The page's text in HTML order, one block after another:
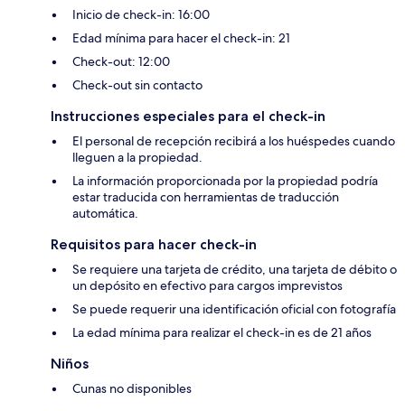
Inicio de check-in: 16:00
Edad mínima para hacer el check-in: 21
Check-out: 12:00
Check-out sin contacto
Instrucciones especiales para el check-in
El personal de recepción recibirá a los huéspedes cuando
lleguen a la propiedad.
La información proporcionada por la propiedad podría
estar traducida con herramientas de traducción
automática.
Requisitos para hacer check-in
Se requiere una tarjeta de crédito, una tarjeta de débito o
un depósito en efectivo para cargos imprevistos
Se puede requerir una identificación oficial con fotografía
La edad mínima para realizar el check-in es de 21 años
Niños
Cunas no disponibles